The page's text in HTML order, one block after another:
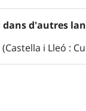
d'autres
i Lleó :